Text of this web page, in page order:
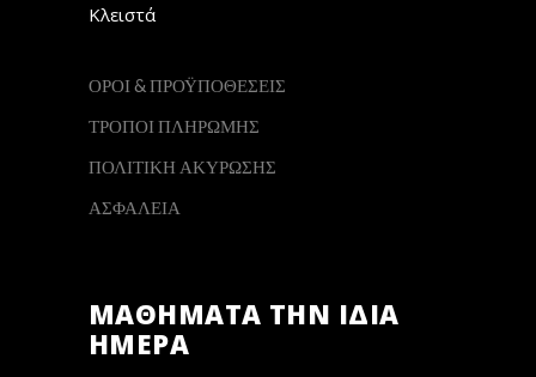
Κλειστά
ΟΡΟΙ & ΠΡΟΫΠΟΘΕΣΕΙΣ
ΤΡΟΠΟΙ ΠΛΗΡΩΜΗΣ
ΠΟΛΙΤΙΚΗ ΑΚΥΡΩΣΗΣ
ΑΣΦΑΛΕΙΑ
ΜΑΘΗΜΑΤΑ ΤΗΝ ΙΔΙΑ
ΗΜΕΡΑ